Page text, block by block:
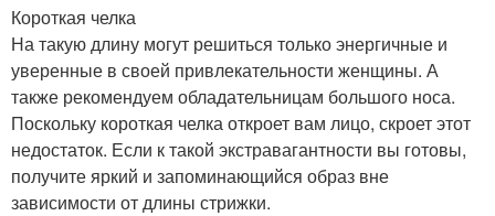
Короткая челка
На такую длину могут решиться только энергичные и
уверенные в своей привлекательности женщины. А
также рекомендуем обладательницам большого носа.
Поскольку короткая челка откроет вам лицо, скроет этот
недостаток. Если к такой экстравагантности вы готовы,
получите яркий и запоминающийся образ вне
зависимости от длины стрижки.